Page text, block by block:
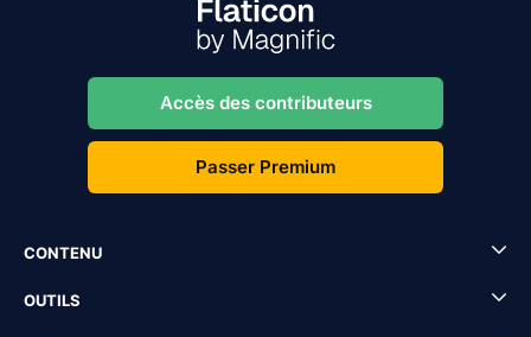
Accès des contributeurs
Passer Premium
CONTENU
OUTILS